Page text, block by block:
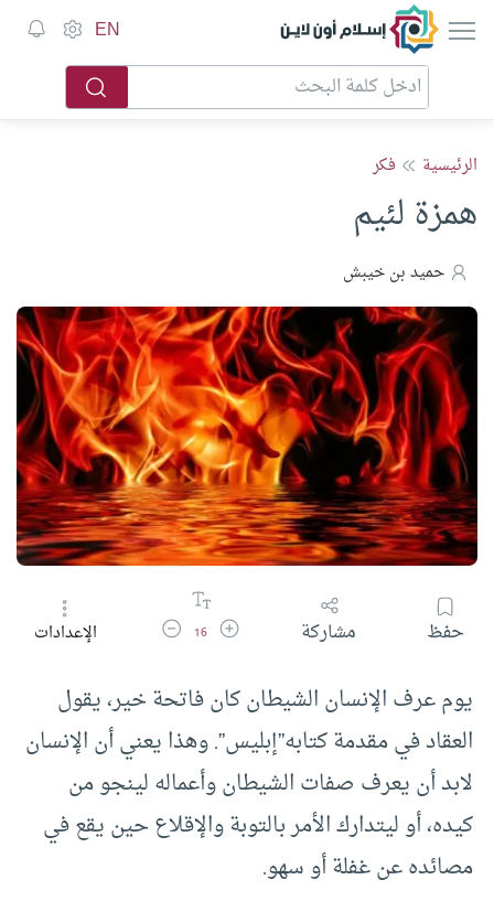
إسلام أون لاين EN
الرئيسية فكر
همزة لئيم
حميد بن خيبش
حفظ مشاركة زيادة حجم الخط
16 تقليل حجم الخطالإعدادات
يوم عرف الإنسان الشيطان كان فاتحة خير، يقول
العقاد في مقدمة كتابه”إبليس”. وهذا يعني أن الإنسان
لابد أن يعرف صفات الشيطان وأعماله لينجو من
كيده، أو ليتدارك الأمر بالتوبة والإقلاع حين يقع في
مصائده عن غفلة أو سهو.